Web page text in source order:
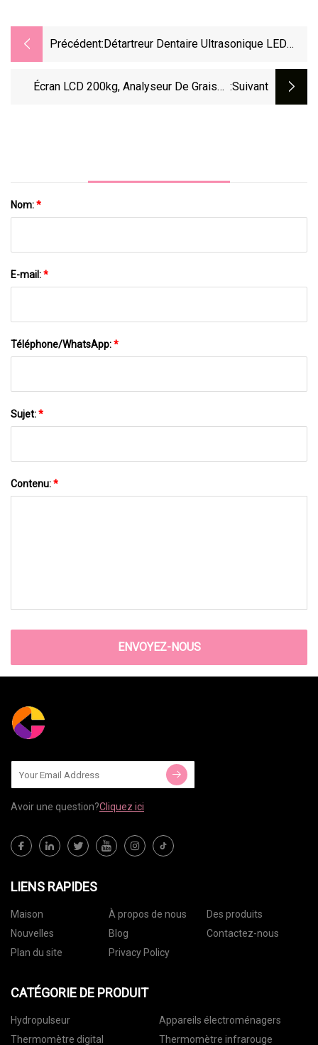
Précédent: Détartreur Dentaire Ultrasonique LED
Écran LCD 200kg, Analyseur De Graisse :suivant
Nom:*
E-mail:*
Téléphone/WhatsApp:*
Sujet:*
Contenu:*
ENVOYEZ-NOUS
Avoir une question?Cliquez ici
LIENS RAPIDES
Maison À propos de nous
Des produits
Nouvelles
Blog
Contactez-nous
Plan du site
Privacy Policy
CATÉGORIE DE PRODUIT
Hydropulseur
Appareils électroménagers
Thermomètre digital
Thermomètre infrarouge